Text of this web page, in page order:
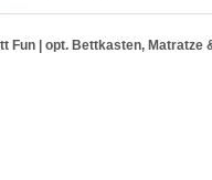
Fun | opt. Bettkasten, Matratze